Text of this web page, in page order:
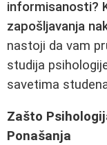
informisanosti?
zapošljavanja
nastoji da vam
studija
savetima
Zašto
Ponašanja